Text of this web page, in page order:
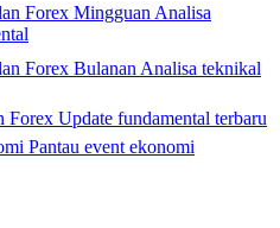
Forex Mingguan Analisa
Forex Bulanan Analisa teknikal
Forex Update fundamental terbaru
Pantau event ekonomi